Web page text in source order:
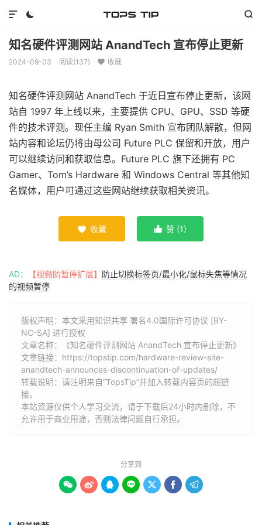
 

知名硬件评测网站 AnandTech 宣布停止更新
2024-09-03 阅读(137)  收藏
知名硬件评测网站 AnandTech 于近日宣布停止更新，该网
站自 1997 年上线以来，主要提供 CPU、GPU、SSD 等硬
件的技术评测。现任主编 Ryan Smith 宣布团队解散，但网
站内容和论坛仍将由母公司 Future PLC 保留和开放，用户
可以继续访问和获取信息。Future PLC 旗下还拥有 PC
Gamer、Tom’s Hardware 和 Windows Central 等其他知
名媒体，用户可通过这些网站继续获取相关资讯。
 收藏  赞 (1)
AD： 【视频防暂停扩展】 防止切换标签页/最小化/鼠标失焦等情况
的视频暂停
版权声明：本文采用知识共享 署名4.0国际许可协议 [BY-
NC-SA] 进行授权
文章名称：《知名硬件评测网站 AnandTech 宣布停止更新》
文章链接： https://topstip.com/hardware-review-site-
anandtech-announces-discontinuation-of-updates/
转载说明：请注明来自“TopsTip”并加入转载内容页的超链
接。
本站资源仅供个人学习交流，请于下载后24小时内删除，不
允许用于商业用途，否则法律问题自行承担。
分享到
      